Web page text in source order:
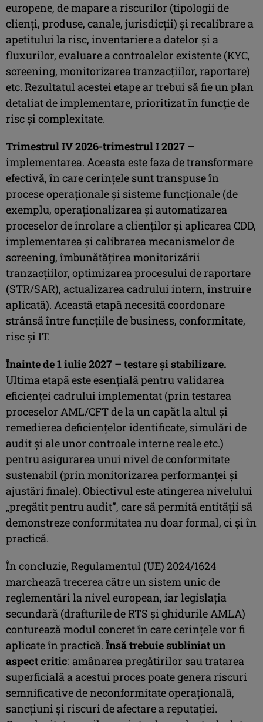
europene, de mapare a riscurilor (tipologii de
clienți, produse, canale, jurisdicții) și recalibrare a
apetitului la risc, inventariere a datelor și a
fluxurilor, evaluare a controalelor existente (KYC,
screening, monitorizarea tranzacțiilor, raportare)
etc. Rezultatul acestei etape ar trebui să fie un plan
detaliat de implementare, prioritizat în funcție de
risc și complexitate.
Trimestrul IV 2026-trimestrul I 2027 –
implementarea. Aceasta este faza de transformare
efectivă, în care cerințele sunt transpuse în
procese operaționale și sisteme funcționale (de
exemplu, operaționalizarea și automatizarea
proceselor de înrolare a clienților și aplicarea CDD,
implementarea și calibrarea mecanismelor de
screening, îmbunătățirea monitorizării
tranzacțiilor, optimizarea procesului de raportare
(STR/SAR), actualizarea cadrului intern, instruire
aplicată). Această etapă necesită coordonare
strânsă între funcțiile de business, conformitate,
risc și IT.
Înainte de 1 iulie 2027 – testare și stabilizare.
Ultima etapă este esențială pentru validarea
eficienței cadrului implementat (prin testarea
proceselor AML/CFT de la un capăt la altul și
remedierea deficiențelor identificate, simulări de
audit și ale unor controale interne reale etc.)
pentru asigurarea unui nivel de conformitate
sustenabil (prin monitorizarea performanței și
ajustări finale). Obiectivul este atingerea nivelului
„pregătit pentru audit”, care să permită entității să
demonstreze conformitatea nu doar formal, ci și în
practică.
În concluzie, Regulamentul (UE) 2024/1624
marchează trecerea către un sistem unic de
reglementări la nivel european, iar legislația
secundară (drafturile de RTS și ghidurile AMLA)
conturează modul concret în care cerințele vor fi
aplicate în practică. Însă trebuie subliniat un
aspect critic: amânarea pregătirilor sau tratarea
superficială a acestui proces poate genera riscuri
semnificative de neconformitate operațională,
sancțiuni și riscuri de afectare a reputației.